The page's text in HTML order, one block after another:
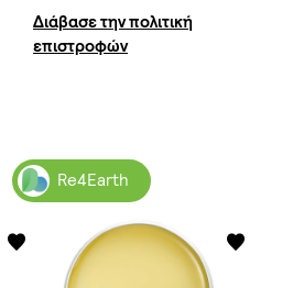
Διάβασε την πολιτική
επιστροφών
Re4Earth